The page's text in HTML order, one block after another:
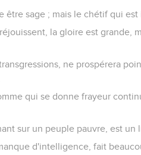
être sage ; mais le chétif qui
la gloire est grande,
ne prospérera
qui se donne frayeur
sur un peuple pauvre, est un
d'intelligence, fait